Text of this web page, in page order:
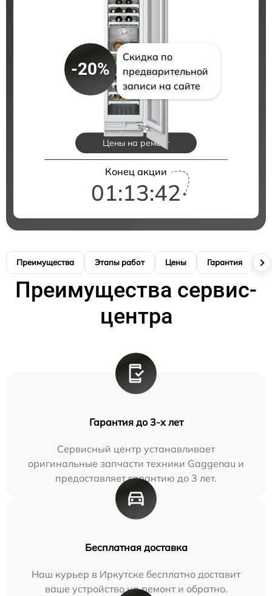
-20%
Скидка по
предварительной
записи на сайте
Цены на ремонт
Конец акции
01:13:41
Преимущества Этапы работ Цены Гарантия
Преимущества сервис-
центра
Гарантия до 3-х лет
Сервисный центр устанавливает
оригинальные запчасти техники Gaggenau и
предоставляет гарантию до 3 лет.
Бесплатная доставка
Наш курьер в Иркутске бесплатно доставит
ваше устройство на ремонт и обратно.